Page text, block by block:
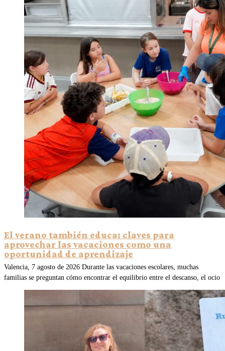
El verano también educa: claves para
aprovechar las vacaciones como una
oportunidad de aprendizaje
Valencia, 7 agosto de 2026 Durante las vacaciones escolares, muchas
familias se preguntan cómo encontrar el equilibrio entre el descanso, el ocio